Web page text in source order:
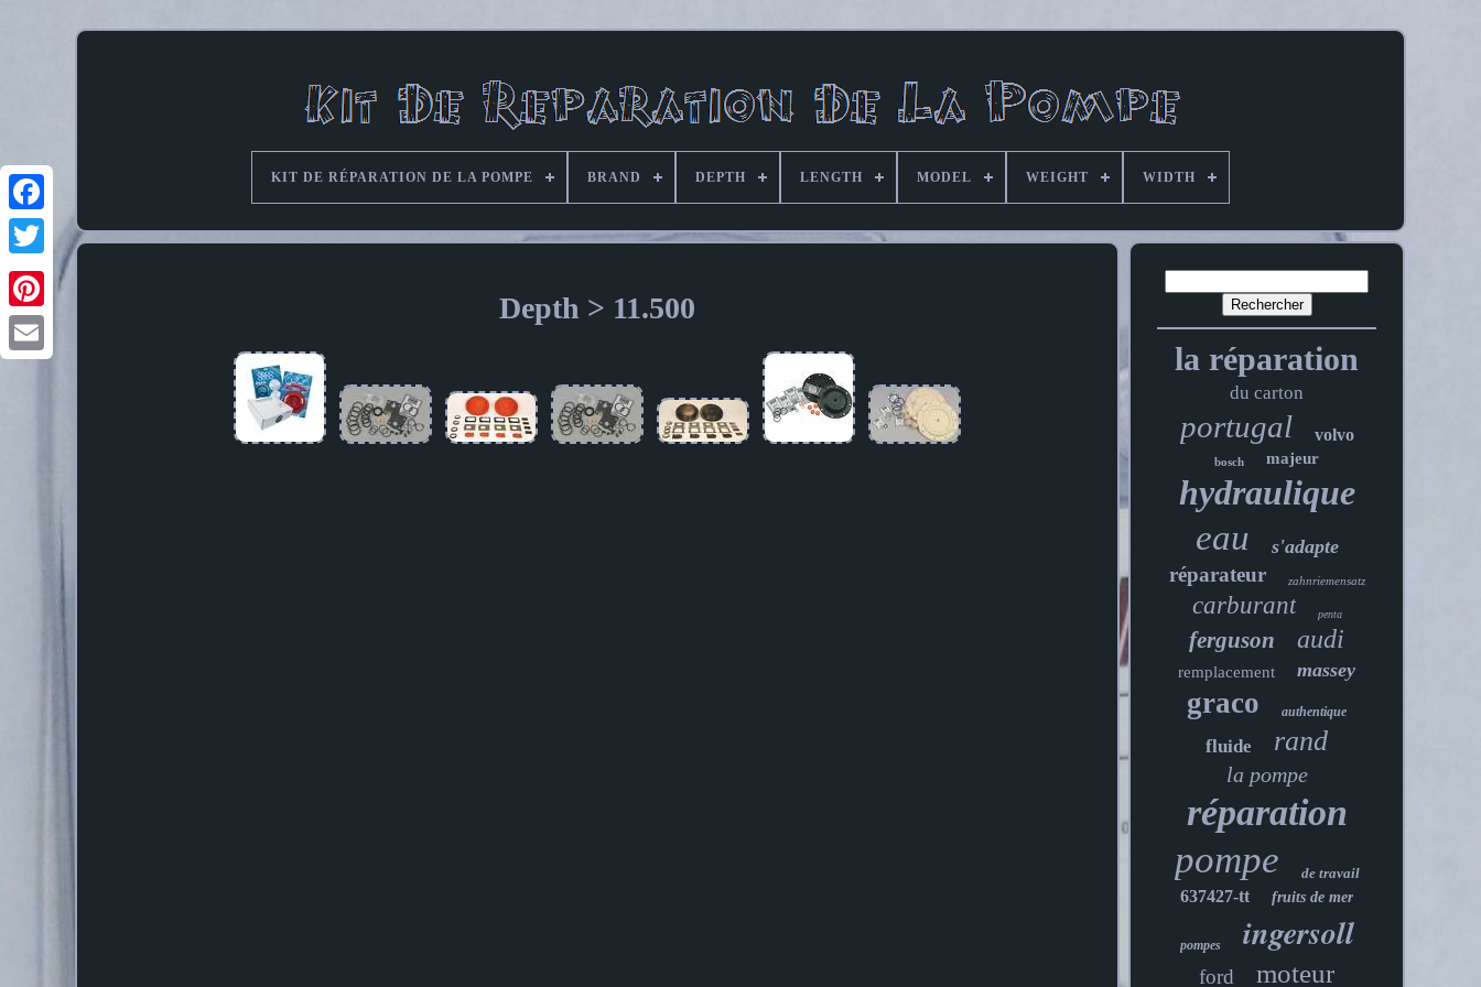
Pinterest
KIT DE RÉPARATION DE LA POMPE BRAND DEPTH LENGTH MODEL WEIGHT WIDTH
Depth > 11.500
la réparation
du carton
portugal volvo
bosch majeur
hydraulique
eau
s'adapte
réparateur zahnriemensatz
carburant penta
ferguson audi
remplacement massey
graco authentique
fluide rand
la pompe
réparation
pompe de travail
637427-tt fruits de mer
pompes ingersoll
ford moteur